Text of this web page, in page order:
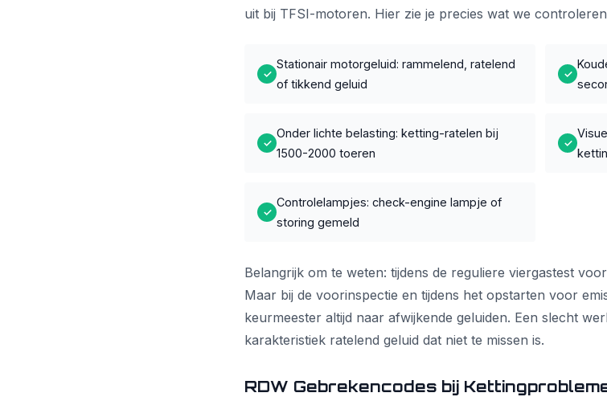
uit bij TFSI-motoren. Hier zie je precies wat we
✓
Stationair motorgeluid: rammelend, ratelend
of tikkend geluid
✓
✓
Onder lichte belasting: ketting-ratelen bij
1500-2000 toeren
✓
✓
Controlelampjes: check-engine lampje of
storing gemeld
Belangrijk om te weten: tijdens de reguliere viergastest
Maar bij de voorinspectie en tijdens het opstarten voor
keurmeester altijd naar afwijkende geluiden. Een slecht
karakteristiek ratelend geluid dat niet te missen is.
RDW Gebrekencodes bij